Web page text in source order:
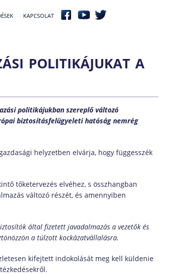
KAPCSOLAT
politikájukat a
politikájukban szereplő változó
biztosításfelügyeleti hatóság nemrég
helyzetben elvárja, hogy függesszék
tőketervezés elvéhez, s összhangban
változó részét, és amennyiben
által fizetett javadalmazás a vezetők és
a túlzott kockázatvállalásra.
kifejtett indokolását meg kell küldenie